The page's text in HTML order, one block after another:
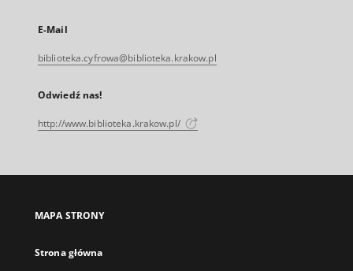
E-Mail
biblioteka.cyfrowa@biblioteka.krakow.pl
Odwiedź nas!
http://www.biblioteka.krakow.pl/
MAPA STRONY
Strona główna